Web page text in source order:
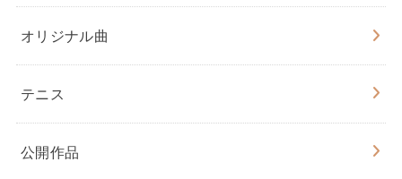
オリジナル曲
テニス
公開作品